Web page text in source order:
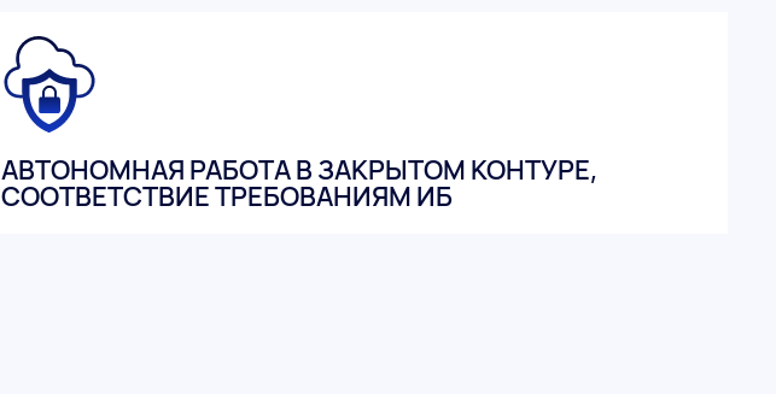
АВТОНОМНАЯ РАБОТА В ЗАКРЫТОМ КОНТУРЕ,
СООТВЕТСТВИЕ ТРЕБОВАНИЯМ ИБ